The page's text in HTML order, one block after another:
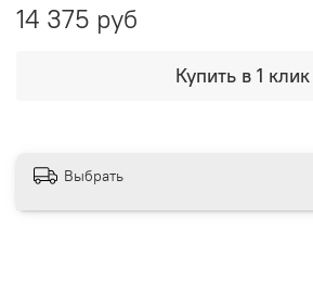
14 375 руб
Купить в 1 клик
Выбрать